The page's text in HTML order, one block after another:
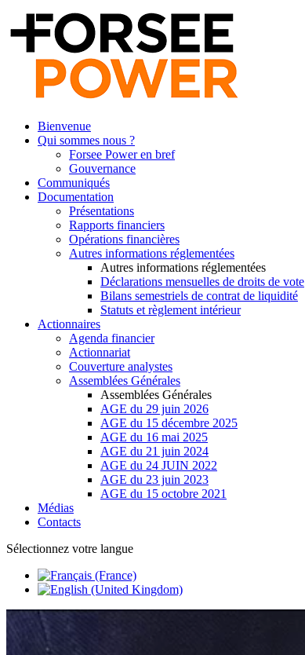
Bienvenue
Qui sommes nous ?
Forsee Power en bref
Gouvernance
Communiqués
Documentation
Présentations
Rapports financiers
Opérations financières
Autres informations réglementées
Autres informations réglementées
Déclarations mensuelles de droits de vote
Bilans semestriels de contrat de liquidité
Statuts et règlement intérieur
Actionnaires
Agenda financier
Actionnariat
Couverture analystes
Assemblées Générales
Assemblées Générales
AGE du 29 juin 2026
AGE du 15 décembre 2025
AGE du 16 mai 2025
AGE du 21 juin 2024
AGE du 24 JUIN 2022
AGE du 23 juin 2023
AGE du 15 octobre 2021
Médias
Contacts
Sélectionnez votre langue